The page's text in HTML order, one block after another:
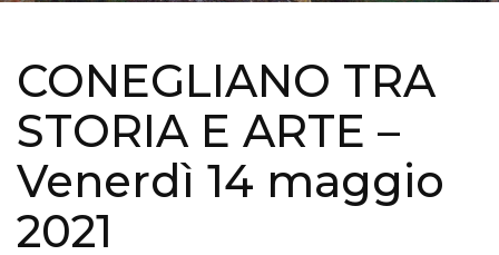
CONEGLIANO TRA
STORIA E ARTE –
Venerdì 14 maggio
2021